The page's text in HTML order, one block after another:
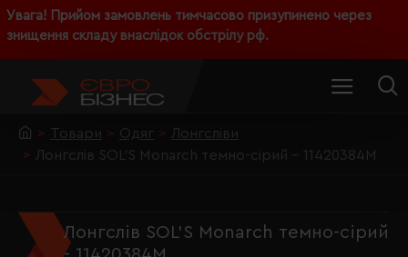
Увага! Прийом замовлень тимчасово призупинено через
знищення складу внаслідок обстрілу рф.
Товари Одяг
Лонгсліви
Лонгслів SOL'S Monarch темно-сірий - 11420384M
Лонгслів SOL'S Monarch темно-сірий